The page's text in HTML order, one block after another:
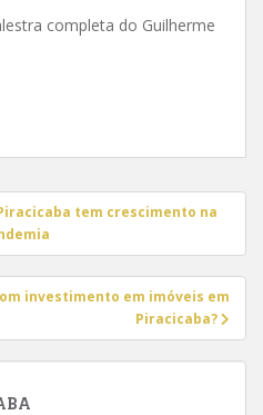
completa do Guilherme
tem crescimento na
investimento em imóveis em
Piracicaba?